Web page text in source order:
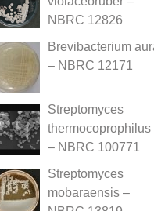
NBRC 12826
Brevibacterium
– NBRC 12171
Streptomyces
thermocoprophilus
– NBRC 100771
Streptomyces
mobaraensis –